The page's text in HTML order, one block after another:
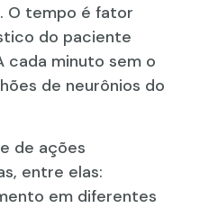
O tempo é fator
do paciente
cada minuto sem o
de neurônios do
de ações
entre elas:
em diferentes